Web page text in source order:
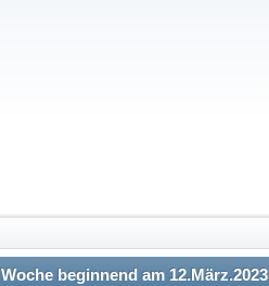
Woche beginnend am 12.März.2023